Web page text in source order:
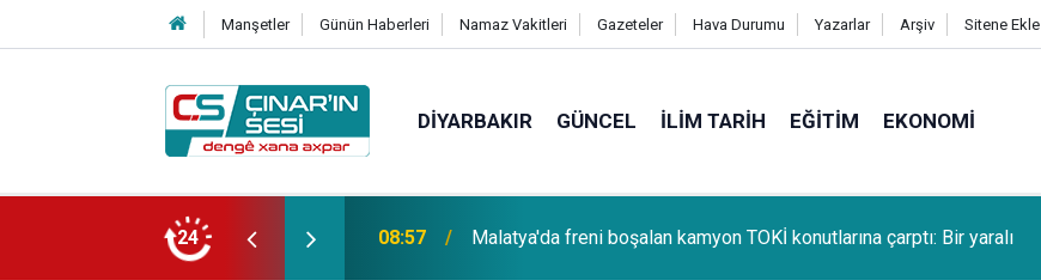
Manşetler Günün Haberleri Namaz Vakitleri Gazeteler Hava Durumu Yazarlar Arşiv Sitene Ekle
DIYARBAKIR GÜNCEL İLIM TARIH EĞITIM EKONOMI
24
tüketimi ciddi sağlık sorunlarına yol
08:57 Malatya'da freni boşalan kamyon TOKİ konutlarına çarptı: Bir yaralı